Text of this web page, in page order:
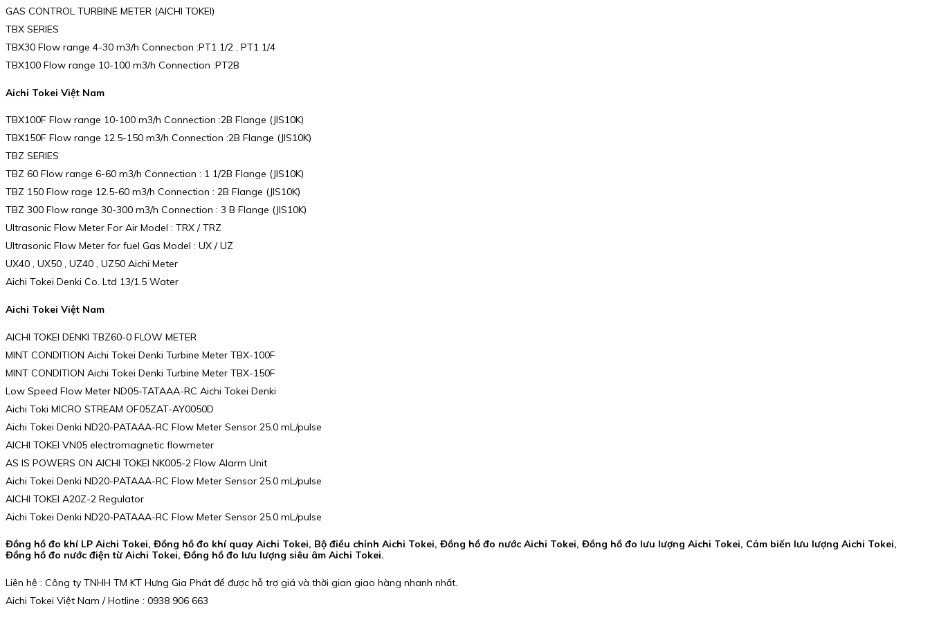
GAS CONTROL TURBINE METER (AICHI TOKEI)
TBX SERIES
TBX30 Flow range 4-30 m3/h Connection :PT1 1/2 , PT1 1/4
TBX100 Flow range 10-100 m3/h Connection :PT2B
Aichi Tokei Việt Nam
TBX100F Flow range 10-100 m3/h Connection :2B Flange (JIS10K)
TBX150F Flow range 12.5-150 m3/h Connection :2B Flange (JIS10K)
TBZ SERIES
TBZ 60 Flow range 6-60 m3/h Connection : 1 1/2B Flange (JIS10K)
TBZ 150 Flow rage 12.5-60 m3/h Connection : 2B Flange (JIS10K)
TBZ 300 Flow range 30-300 m3/h Connection : 3 B Flange (JIS10K)
Ultrasonic Flow Meter For Air Model : TRX / TRZ
Ultrasonic Flow Meter for fuel Gas Model : UX / UZ
UX40 , UX50 , UZ40 , UZ50 Aichi Meter
Aichi Tokei Denki Co. Ltd 13/1.5 Water
Aichi Tokei Việt Nam
AICHI TOKEI DENKI TBZ60-0 FLOW METER
MINT CONDITION Aichi Tokei Denki Turbine Meter TBX-100F
MINT CONDITION Aichi Tokei Denki Turbine Meter TBX-150F
Low Speed Flow Meter ND05-TATAAA-RC Aichi Tokei Denki
Aichi Toki MICRO STREAM OF05ZAT-AY0050D
Aichi Tokei Denki ND20-PATAAA-RC Flow Meter Sensor 25.0 mL/pulse
AICHI TOKEI VN05 electromagnetic flowmeter
AS IS POWERS ON AICHI TOKEI NK005-2 Flow Alarm Unit
Aichi Tokei Denki ND20-PATAAA-RC Flow Meter Sensor 25.0 mL/pulse
AICHI TOKEI A20Z-2 Regulator
Aichi Tokei Denki ND20-PATAAA-RC Flow Meter Sensor 25.0 mL/pulse
Đồng hồ đo khí LP Aichi Tokei, Đồng hồ đo khí quay Aichi Tokei, Bộ điều chỉnh Aichi Tokei, Đồng hồ đo nước Aichi Tokei, Đồng hồ đo lưu lượng Aichi Tokei, Cảm biến lưu lượng Aichi Tokei,
Đồng hồ đo nước điện từ Aichi Tokei, Đồng hồ đo lưu lượng siêu âm Aichi Tokei.
Liên hệ : Công ty TNHH TM KT Hưng Gia Phát để được hỗ trợ giá và thời gian giao hàng nhanh nhất.
Aichi Tokei Việt Nam / Hotline : 0938 906 663